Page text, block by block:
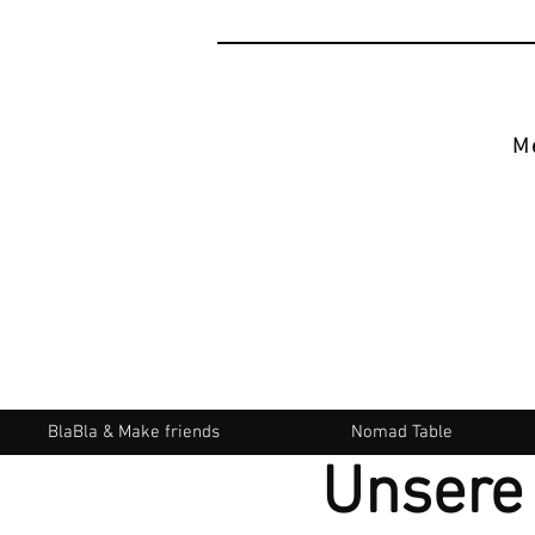
BlaBla & Make friends Nomad Table